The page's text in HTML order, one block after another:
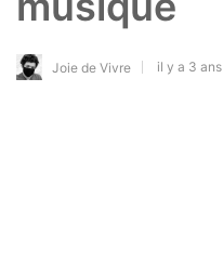
Joie de Vivre il y a 3 ans